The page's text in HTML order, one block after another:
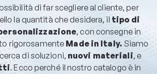
di far scegliere al cliente, per
la quantità che desidera, iltipo di
, con consegne in
rigorosamenteMade in Italy. Siamo
di soluzioni, nuovi materiali, e
. Ecco perché il nostro catalogo è in